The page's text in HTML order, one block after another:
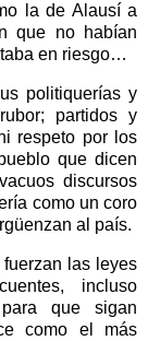
la de Alausí a
que no habían
en riesgo…
politiquerías y
partidos y
respeto por los
que dicen
discursos
como un coro
al país.
las leyes
incluso
que sigan
como el más